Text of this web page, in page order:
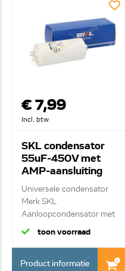
€ 7,99
Incl. btw
SKL condensator
55uF-450V met
AMP-aansluiting
Universele condensator
Merk SKL
Aanloopcondensator met
ste...
toon voorraad
Product informatie